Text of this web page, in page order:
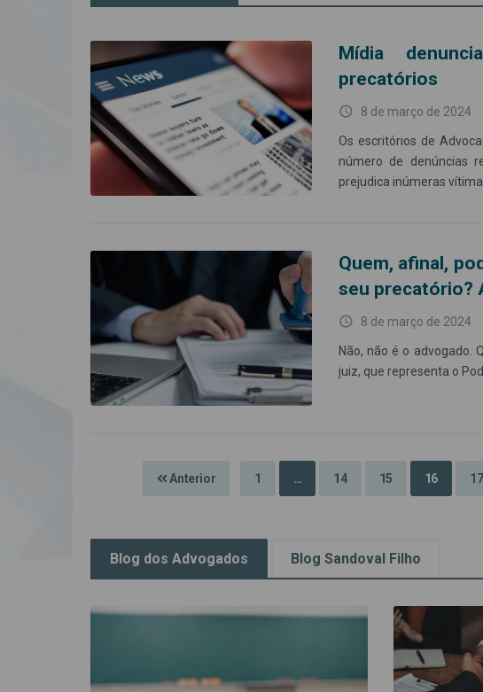
Mídia
precatórios
access_time 8 de março de 2024
Os escritórios de
número de denúncias
prejudica inúmeras
Quem, afinal,
seu precatório?
access_time 8 de março de 2024
Não, não é o advogado.
juiz, que representa o
Anterior 1 … 14 15 16 17
Blog dos Advogados Blog Sandoval Filho